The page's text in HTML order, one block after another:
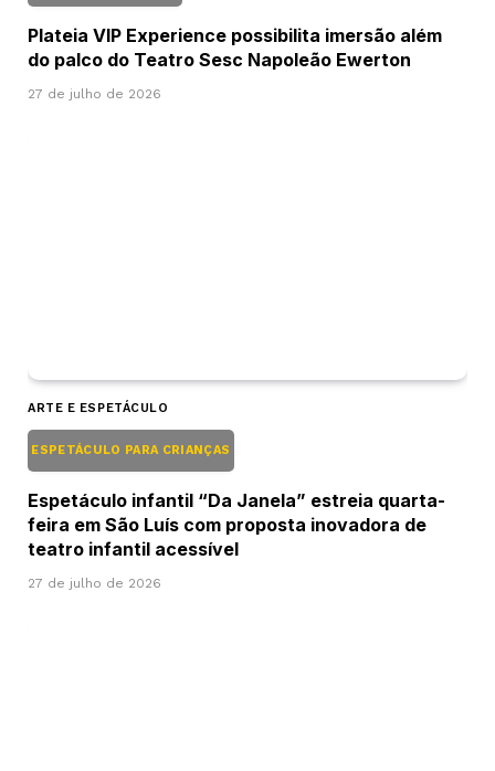
Plateia VIP Experience possibilita imersão além
do palco do Teatro Sesc Napoleão Ewerton
27 de julho de 2026
ARTE E ESPETÁCULO
ESPETÁCULO PARA CRIANÇAS
Espetáculo infantil “Da Janela” estreia quarta-
feira em São Luís com proposta inovadora de
teatro infantil acessível
27 de julho de 2026